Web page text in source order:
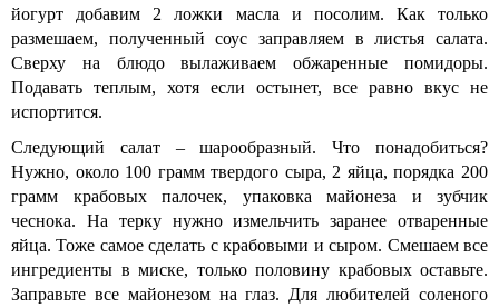
йогурт добавим 2 ложки масла и посолим. Как только
размешаем, полученный соус заправляем в листья салата.
Сверху на блюдо вылаживаем обжаренные помидоры.
Подавать теплым, хотя если остынет, все равно вкус не
испортится.
Следующий салат – шарообразный. Что понадобиться?
Нужно, около 100 грамм твердого сыра, 2 яйца, порядка 200
грамм крабовых палочек, упаковка майонеза и зубчик
чеснока. На терку нужно измельчить заранее отваренные
яйца. Тоже самое сделать с крабовыми и сыром. Смешаем все
ингредиенты в миске, только половину крабовых оставьте.
Заправьте все майонезом на глаз. Для любителей соленого